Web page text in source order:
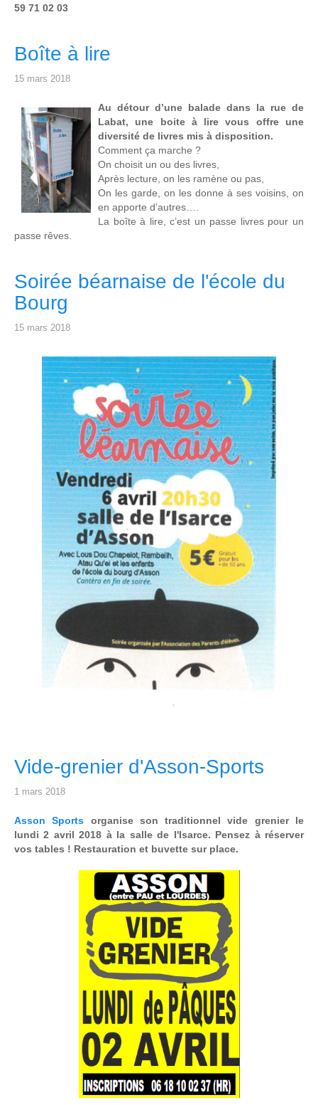
59 71 02 03
Boîte à lire
15 mars 2018
Au détour d’une balade dans la rue de
Labat, une boite à lire vous offre une
diversité de livres mis à disposition.
Comment ça marche ?
On choisit un ou des livres,
Après lecture, on les ramène ou pas,
On les garde, on les donne à ses voisins, on
en apporte d’autres….
La boîte à lire, c’est un passe livres pour un
passe rêves.
Soirée béarnaise de l'école du
Bourg
15 mars 2018
Vide-grenier d'Asson-Sports
1 mars 2018
Asson Sports organise son traditionnel vide grenier le
lundi 2 avril 2018 à la salle de l'Isarce. Pensez à réserver
vos tables ! Restauration et buvette sur place.